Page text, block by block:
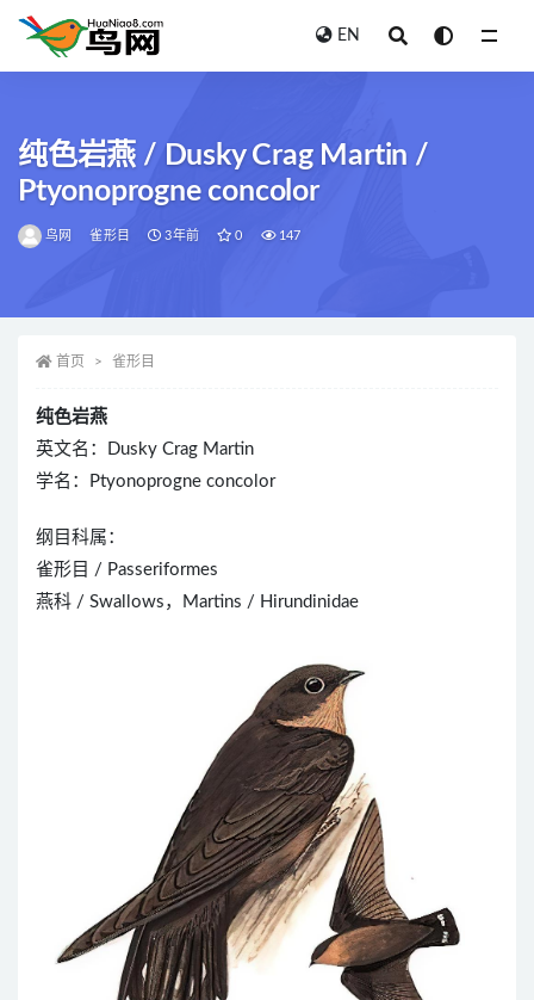
EN
纯色岩燕 / Dusky Crag Martin /
Ptyonoprogne concolor
鸟网 雀形目 3年前 0 147
首页 雀形目
纯色岩燕
英文名：Dusky Crag Martin
学名：Ptyonoprogne concolor
纲目科属：
雀形目 / Passeriformes
燕科 / Swallows，Martins / Hirundinidae